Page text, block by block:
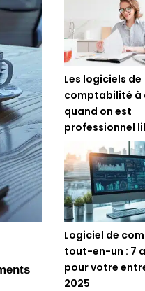
Les logiciels de
comptabilité à
quand on est
professionnel
Logiciel de
tout-en-un : 7
pour votre
2025